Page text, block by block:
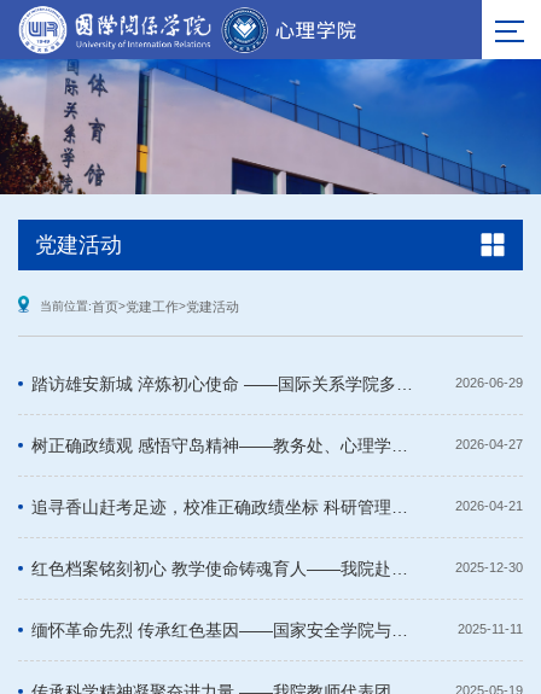
党建活动
当前位置:首页>党建工作>党建活动
2026-06-29
树正确政绩观 感悟守岛精神——教务处、心理学院、 科研管理处、国际交流合作处联合开展主题观影活动 2026-04-27
2026-04-21
2025-12-30
缅怀革命先烈 传承红色基因——国家安全学院与宣教处图书馆心理学院赴北京西山无名英雄纪念广场开展“铭记历史•砥砺初心”主题党日活动 2025-11-11
2025-05-19